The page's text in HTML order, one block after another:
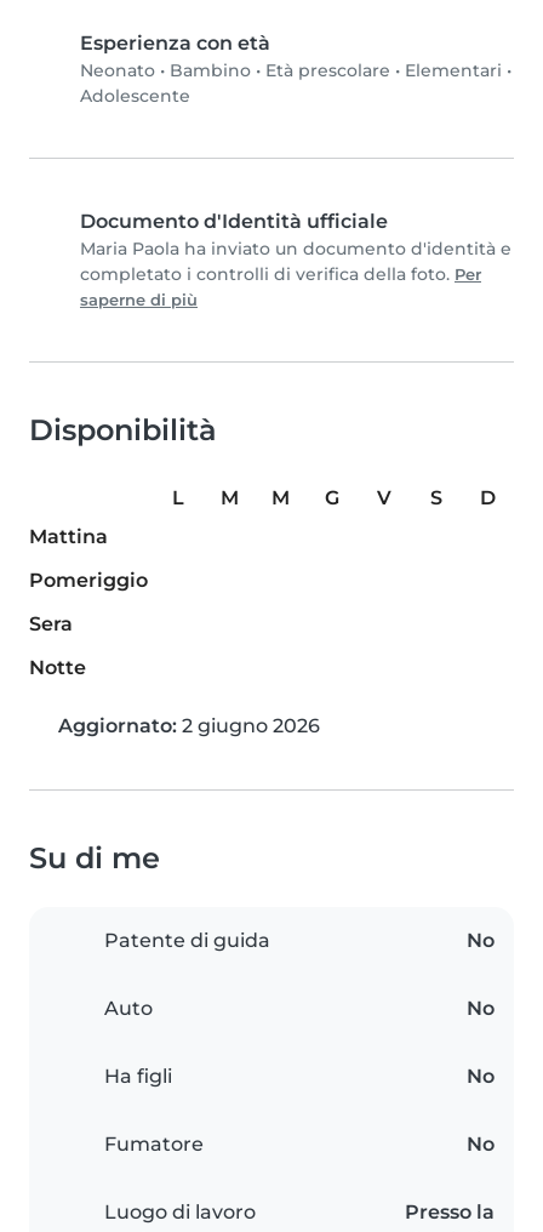
Esperienza con età
Neonato • Bambino • Età prescolare • Elementari •
Adolescente
Documento d'Identità ufficiale
Maria Paola ha inviato un documento d'identità e
completato i controlli di verifica della foto. Per
saperne di più
Disponibilità
L M M G V S
D
Mattina
Pomeriggio
Sera
Notte
Aggiornato: 2 giugno 2026
Su di me
Patente di guida No
Auto No
Ha figli No
Fumatore No
Luogo di lavoro
Presso la